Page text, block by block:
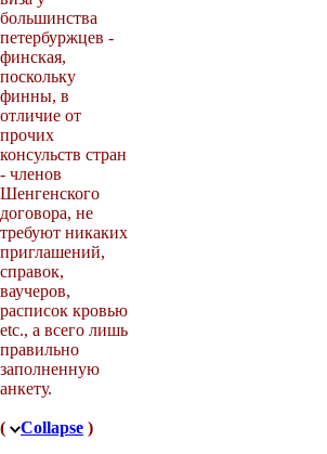
большинства
петербуржцев -
финская,
поскольку
финны, в
отличие от
прочих
консульств стран
- членов
Шенгенского
договора, не
требуют никаких
приглашений,
справок,
ваучеров,
расписок кровью
etc., а всего лишь
правильно
заполненную
анкету.
( Collapse )